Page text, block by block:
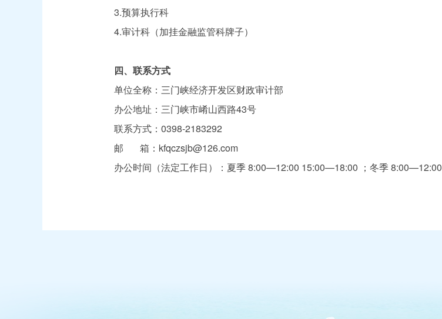
3.预算执行科
4.审计科（加挂金融监管科牌子）
四、联系方式
单位全称：三门峡经济开发区财政审计部
办公地址：三门峡市崤山西路43号
联系方式：0398-2183292
邮 箱：kfqczsjb@126.com
办公时间（法定工作日）：夏季 8:00—12:00 15:00—18:00 ；冬季